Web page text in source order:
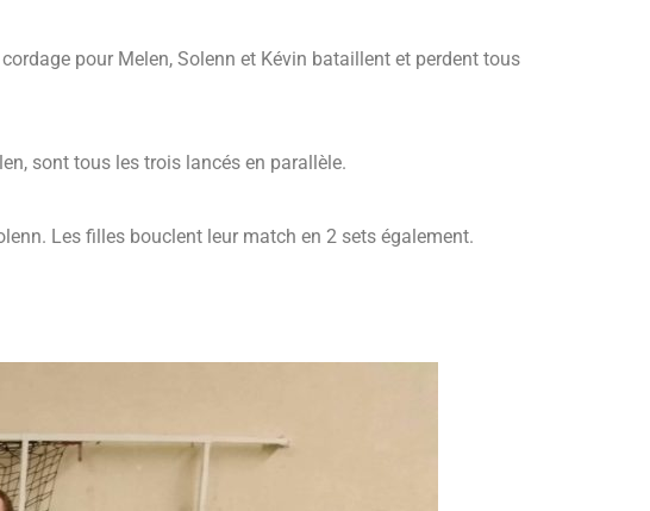
pour Melen, Solenn et Kévin bataillent et perdent tous
sont tous les trois lancés en parallèle.
Les filles bouclent leur match en 2 sets également.